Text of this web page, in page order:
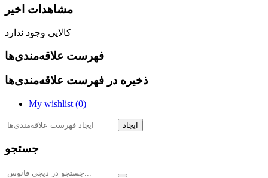
مشاهدات اخیر
کالایی وجود ندارد
فهرست علاقه‌مندی‌ها
ذخیره در فهرست علاقه‌مندی‌ها
My wishlist (0)
ایجاد
جستجو